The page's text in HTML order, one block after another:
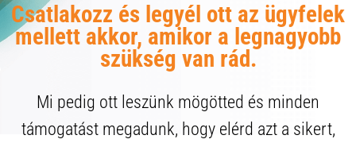
Csatlakozz és legyél ott az ügyfelek
mellett akkor, amikor a legnagyobb
szükség van rád.
Mi pedig ott leszünk mögötted és minden
támogatást megadunk, hogy elérd azt a sikert,